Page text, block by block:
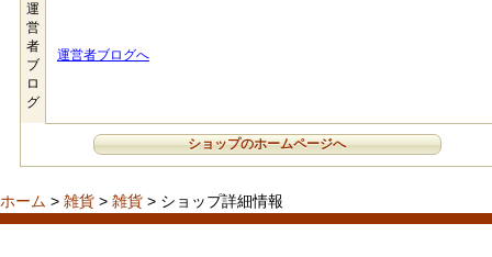
運
営
者
ブ
ロ
グ
運営者ブログへ
ショップのホームページへ
ホーム > 雑貨 > 雑貨 > ショップ詳細情報